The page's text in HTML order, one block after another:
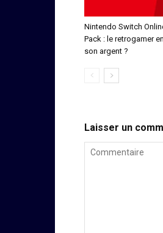
Nintendo Switch
Pack : le retrogamer
son argent ?
Laisser un